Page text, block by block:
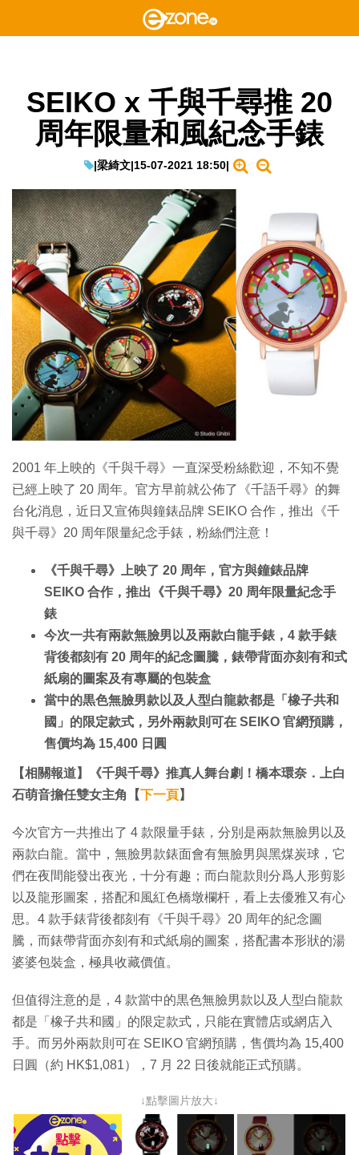
SEIKO x 千與千尋推 20
周年限量和風紀念手錶
|梁綺文|15-07-2021 18:50|
2001 年上映的《千與千尋》一直深受粉絲歡迎，不知不覺
已經上映了 20 周年。官方早前就公佈了《千語千尋》的舞
台化消息，近日又宣佈與鐘錶品牌 SEIKO 合作，推出《千
與千尋》20 周年限量紀念手錶，粉絲們注意！
《千與千尋》上映了 20 周年，官方與鐘錶品牌
SEIKO 合作，推出《千與千尋》20 周年限量紀念手
錶
今次一共有兩款無臉男以及兩款白龍手錶，4 款手錶
背後都刻有 20 周年的紀念圖騰，錶帶背面亦刻有和式
紙扇的圖案及有專屬的包裝盒
當中的黒色無臉男款以及人型白龍款都是「橡子共和
國」的限定款式，另外兩款則可在 SEIKO 官網預購，
售價均為 15,400 日圓
【相關報道】《千與千尋》推真人舞台劇！橋本環奈．上白
石萌音擔任雙女主角【下一頁】
今次官方一共推出了 4 款限量手錶，分別是兩款無臉男以及
兩款白龍。當中，無臉男款錶面會有無臉男與黑煤炭球，它
們在夜間能發出夜光，十分有趣；而白龍款則分爲人形剪影
以及龍形圖案，搭配和風紅色橋墩欄杆，看上去優雅又有心
思。4 款手錶背後都刻有《千與千尋》20 周年的紀念圖
騰，而錶帶背面亦刻有和式紙扇的圖案，搭配書本形狀的湯
婆婆包裝盒，極具收藏價值。
但值得注意的是，4 款當中的黒色無臉男款以及人型白龍款
都是「橡子共和國」的限定款式，只能在實體店或網店入
手。而另外兩款則可在 SEIKO 官網預購，售價均為 15,400
日圓（約 HK$1,081），7 月 22 日後就能正式預購。
↓點擊圖片放大↓